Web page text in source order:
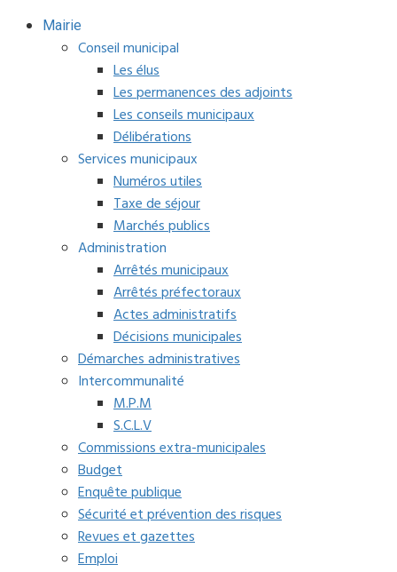
Mairie
Conseil municipal
Les élus
Les permanences des adjoints
Les conseils municipaux
Délibérations
Services municipaux
Numéros utiles
Taxe de séjour
Marchés publics
Administration
Arrêtés municipaux
Arrêtés préfectoraux
Actes administratifs
Décisions municipales
Démarches administratives
Intercommunalité
M.P.M
S.C.L.V
Commissions extra-municipales
Budget
Enquête publique
Sécurité et prévention des risques
Revues et gazettes
Emploi